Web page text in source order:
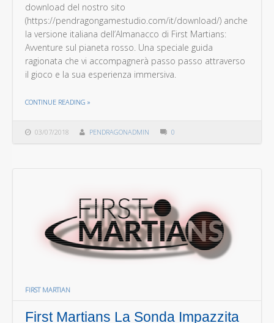
03/07/2018 PENDRAGONADMIN 0
download del nostro sito
(https://pendragongamestudio.com/it/download/) anche
la versione italiana dell’Almanacco di First Martians:
Avventure sul pianeta rosso. Una speciale guida
ragionata che vi accompagnerà passo passo attraverso
il gioco e la sua esperienza immersiva.
CONTINUE READING »
FIRST MARTIAN
First Martians La Sonda Impazzita